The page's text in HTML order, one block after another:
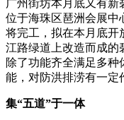
广州街坊本月底又有新
位于海珠区琶洲会展中
将完工，拟在本月底开
江路绿道上改造而成的
除了功能齐全满足多
能，对防洪排涝有一定
集“五道”于一体